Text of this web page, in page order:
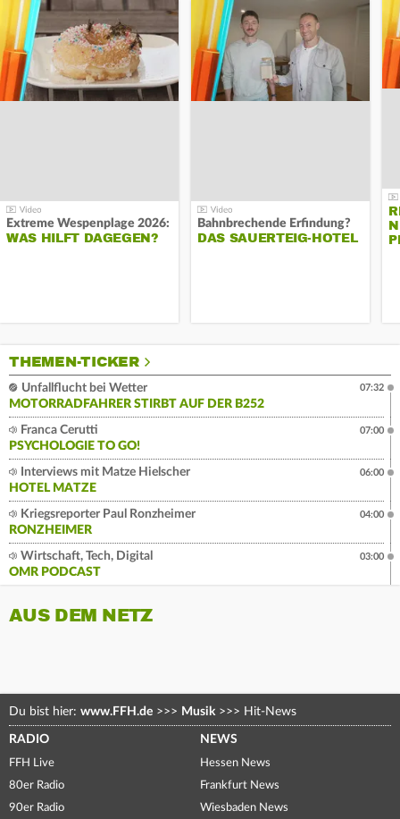
Extreme Wespenplage 2026:
WAS HILFT DAGEGEN?
Bahnbrechende Erfindung?
DAS SAUERTEIG-HOTEL
THEMEN-TICKER
Unfallflucht bei Wetter
MOTORRADFAHRER STIRBT AUF DER B252
07:32
Franca Cerutti
PSYCHOLOGIE TO GO!
07:00
Interviews mit Matze Hielscher
HOTEL MATZE
06:00
Kriegsreporter Paul Ronzheimer
RONZHEIMER
04:00
Wirtschaft, Tech, Digital
OMR PODCAST
03:00
AUS DEM NETZ
Du bist hier: www.FFH.de >>> Musik >>> Hit-News
RADIO
FFH Live
80er Radio
90er Radio
NEWS
Hessen News
Frankfurt News
Wiesbaden News